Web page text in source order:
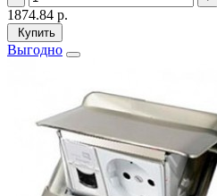
1874.84 р.
Купить
Выгодно